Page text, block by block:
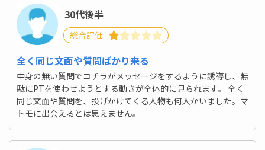
30代後半
総合評価
全く同じ文面や質問ばかり来る
中身の無い質問でコチラがメッセージをするように誘導し、無
駄にPTを使わせようとする動きが全体的に見られます。 全く
同じ文面や質問を、投げかけてくる人物も何人かいました。マ
トモに出会えるとは思えません。